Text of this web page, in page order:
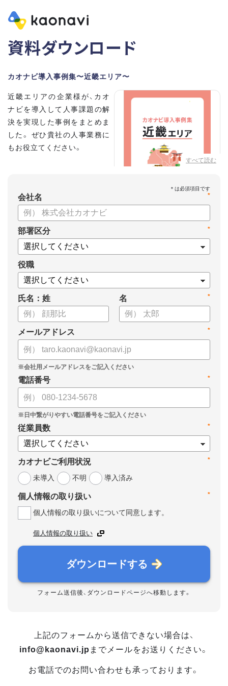
資料ダウンロード
カオナビ導入事例集〜近畿エリア〜
すべて読む
近畿エリアの企業様が、カオ
ナビを導入して人事課題の解
決を実現した事例をまとめま
した。 ぜひ貴社の人事業務に
もお役立てください。
*
会社名
*
部署区分
役職
氏名：姓 *
名
*
メールアドレス
*
電話番号
*
従業員数
*
カオナビご利用状況
未導入
不明 導入済み
*
個人情報の取り扱い
個人情報の取り扱いについて同意します。
個人情報の取り扱い
ダウンロードする
フォーム送信後、ダウンロードページへ移動します。
上記のフォームから送信できない場合は、
info@kaonavi.jp までメールをお送りください。
お電話でのお問い合わせも承っております。